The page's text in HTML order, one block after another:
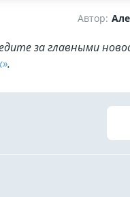
Автор:
за главными
.